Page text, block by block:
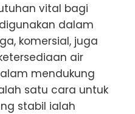
vital bagi
dalam
komersial, juga
air
mendukung
satu cara untuk
stabil ialah